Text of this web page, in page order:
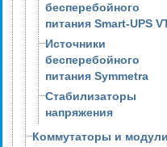
бесперебойного
питания Smart-UPS
Источники
бесперебойного
питания Symmetra
Стабилизаторы
напряжения
Коммутаторы и модули